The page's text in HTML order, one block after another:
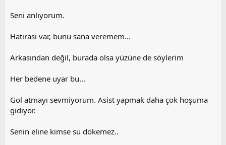
Seni anlıyorum.
Hatırası var, bunu sana veremem...
Arkasından değil, burada olsa yüzüne de söylerim
Her bedene uyar bu...
Gol atmayı sevmiyorum. Asist yapmak daha çok hoşuma
gidiyor.
Senin eline kimse su dökemez..